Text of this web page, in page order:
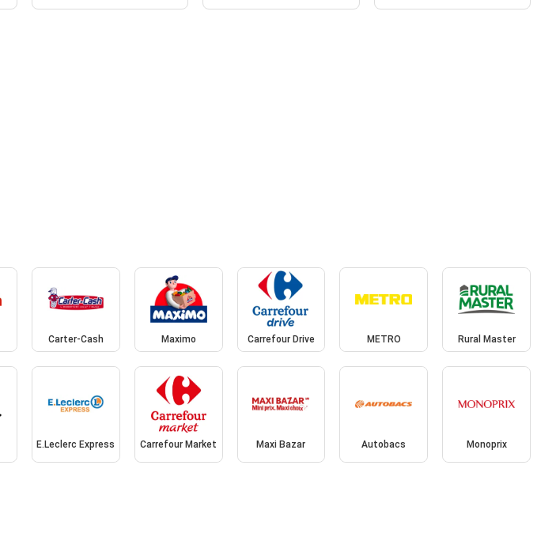
Carter-Cash Maximo Carrefour Drive METRO Rural Master
E.Leclerc Express Carrefour Market Maxi Bazar Autobacs Monoprix